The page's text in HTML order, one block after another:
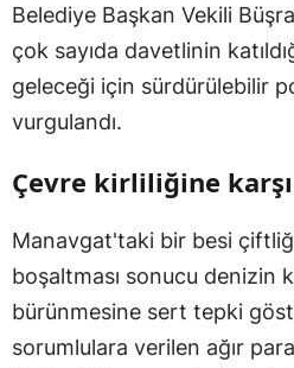
Belediye Başkan Vekili
çok sayıda davetlinin
geleceği için sürdürülebilir
vurgulandı.
Çevre kirliliğine
Manavgat'taki bir besi
boşaltması sonucu denizin
bürünmesine sert tepki
sorumlulara verilen ağır para